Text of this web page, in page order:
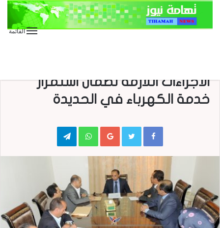
القائمة
الاجراءات اللازمة لضمان استمرار
خدمة الكهرباء في الحديدة
Google+
WhatsApp
Telegram